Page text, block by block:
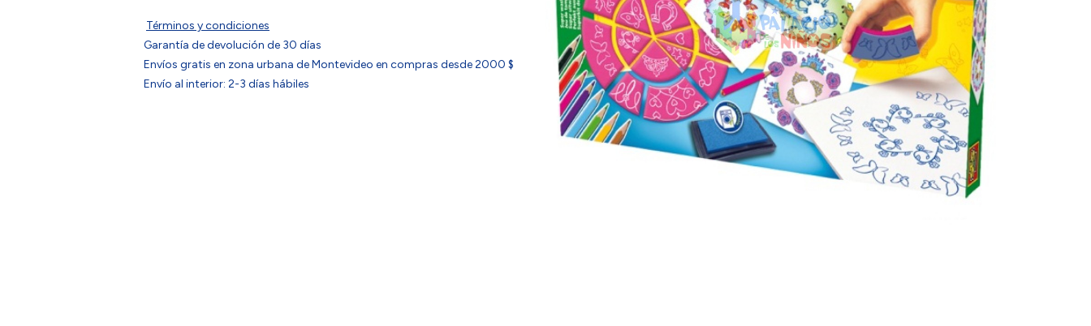
Términos y condiciones
Garantía de devolución de 30 días
Envíos gratis en zona urbana de Montevideo en compras desde 2000 $
Envío al interior: 2-3 días hábiles